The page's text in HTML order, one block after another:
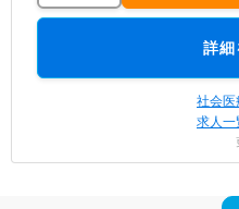
詳細
社会
求人一